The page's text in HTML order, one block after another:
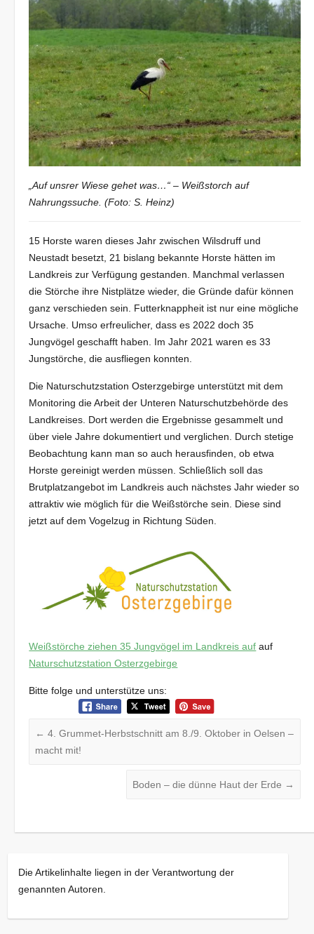
„Auf unsrer Wiese gehet was…“ – Weißstorch auf
Nahrungssuche. (Foto: S. Heinz)
15 Horste waren dieses Jahr zwischen Wilsdruff und
Neustadt besetzt, 21 bislang bekannte Horste hätten im
Landkreis zur Verfügung gestanden. Manchmal verlassen
die Störche ihre Nistplätze wieder, die Gründe dafür können
ganz verschieden sein. Futterknappheit ist nur eine mögliche
Ursache. Umso erfreulicher, dass es 2022 doch 35
Jungvögel geschafft haben. Im Jahr 2021 waren es 33
Jungstörche, die ausfliegen konnten.
Die Naturschutzstation Osterzgebirge unterstützt mit dem
Monitoring die Arbeit der Unteren Naturschutzbehörde des
Landkreises. Dort werden die Ergebnisse gesammelt und
über viele Jahre dokumentiert und verglichen. Durch stetige
Beobachtung kann man so auch herausfinden, ob etwa
Horste gereinigt werden müssen. Schließlich soll das
Brutplatzangebot im Landkreis auch nächstes Jahr wieder so
attraktiv wie möglich für die Weißstörche sein. Diese sind
jetzt auf dem Vogelzug in Richtung Süden.
Weißstörche ziehen 35 Jungvögel im Landkreis auf auf
Naturschutzstation Osterzgebirge
Bitte folge und unterstütze uns:
← 4. Grummet-Herbstschnitt am 8./9. Oktober in Oelsen –
macht mit!
Boden – die dünne Haut der Erde →
Die Artikelinhalte liegen in der Verantwortung der
genannten Autoren.